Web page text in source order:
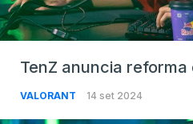
TenZ anuncia
VALORANT 14 set 2024